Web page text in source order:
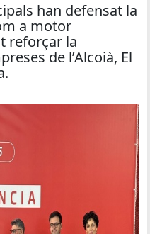
han defensat la
a motor
reforçar la
de l’Alcoià, El